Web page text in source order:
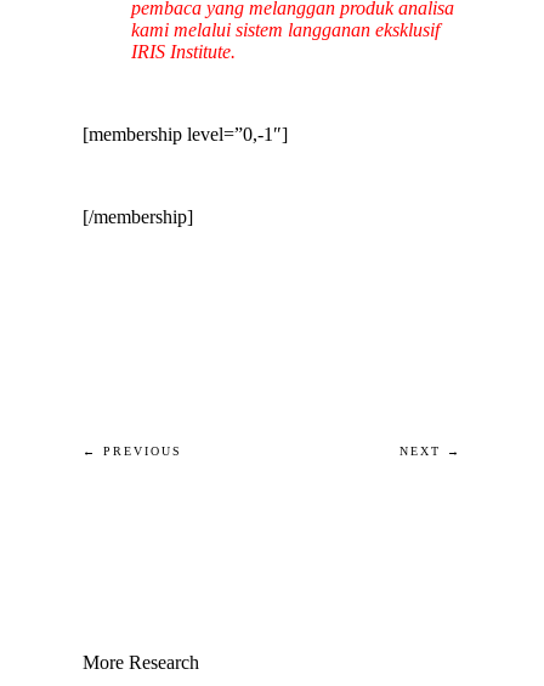
pembaca yang melanggan produk analisa
kami melalui sistem langganan eksklusif
IRIS Institute.
[membership level=”0,-1″]
[/membership]
← PREVIOUS NEXT →
More Research